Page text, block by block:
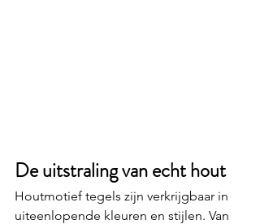
De uitstraling van echt hout
Houtmotief tegels zijn verkrijgbaar in
uiteenlopende kleuren en stijlen. Van